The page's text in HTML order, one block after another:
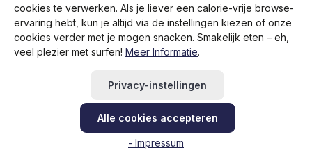
Gemiddelde waardering van 0 van 5 sterren
Ram Mounts Large-X-Grip Motorradhouder
Vorkadapter voor smartphone
Normale prijs:
€ 124,95
Producthoeveelheid: Voer de gewenste
cookies te verwerken. Als je liever een calorie-vrije browse-
ervaring hebt, kun je altijd via de instellingen kiezen of onze
cookies verder met je mogen snacken. Smakelijk eten – eh,
veel plezier met surfen! Meer Informatie.
Privacy-instellingen
Alle cookies accepteren
- Impressum